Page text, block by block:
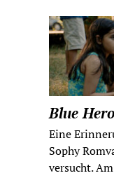
Blue
Eine
Sophy
versucht.